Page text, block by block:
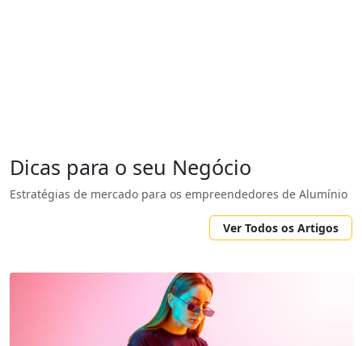
Dicas para o seu Negócio
Estratégias de mercado para os empreendedores de Alumínio
Ver Todos os Artigos